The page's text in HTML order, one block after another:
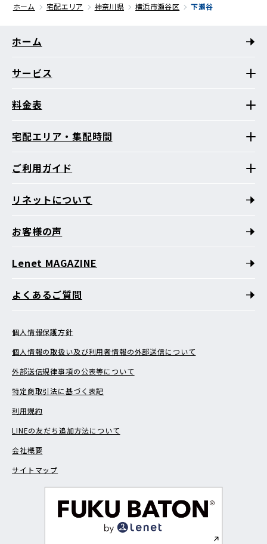
ホーム 宅配エリア 神奈川県 横浜市瀬谷区 下瀬谷
ホーム
サービス
料金表
宅配エリア・集配時間
ご利用ガイド
リネットについて
お客様の声
Lenet MAGAZINE
よくあるご質問
個人情報保護方針
個人情報の取扱い及び利用者情報の外部送信について
外部送信規律事項の公表等について
特定商取引法に基づく表記
利用規約
LINEの友だち追加方法について
会社概要
サイトマップ